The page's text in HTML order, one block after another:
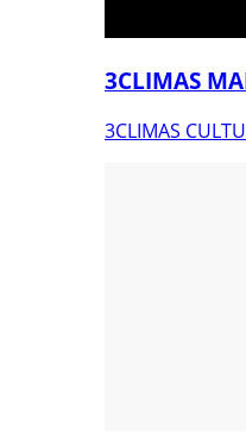
3CLIMAS
3CLIMAS